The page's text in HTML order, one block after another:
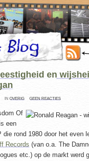
en
IN OVERIG GEEN REACTIES
Of
een
die rond 1980 door het even
Records (van o.a. The
etc.) op de markt werd